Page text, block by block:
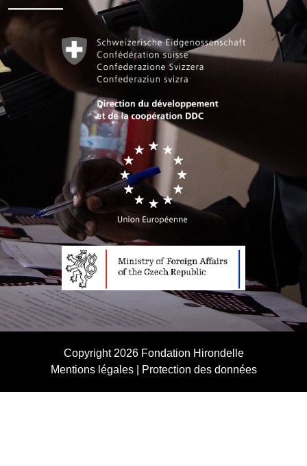
Copyright 2026 Fondation Hirondelle
Mentions légales| Protection des données